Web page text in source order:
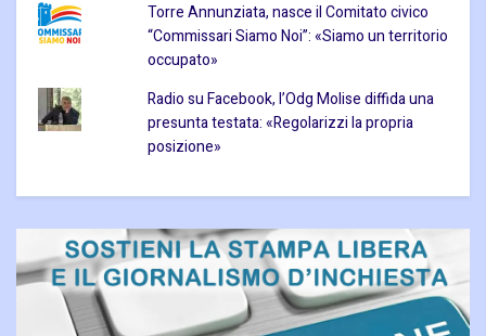
Torre Annunziata, nasce il Comitato civico
“Commissari Siamo Noi”: «Siamo un territorio
occupato»
Radio su Facebook, l’Odg Molise diffida una
presunta testata: «Regolarizzi la propria
posizione»